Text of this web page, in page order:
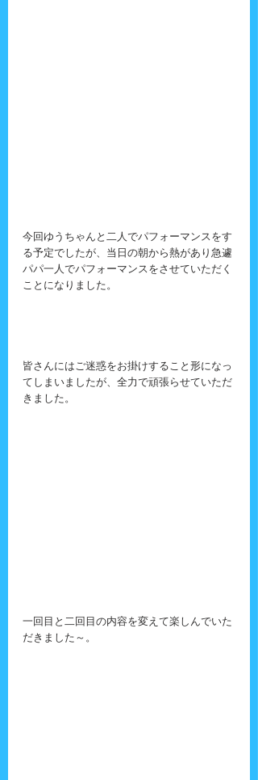
今回ゆうちゃんと二人でパフォーマンスをす
る予定でしたが、当日の朝から熱があり急遽
パパ一人でパフォーマンスをさせていただく
ことになりました。
皆さんにはご迷惑をお掛けすること形になっ
てしまいましたが、全力で頑張らせていただ
きました。
一回目と二回目の内容を変えて楽しんでいた
だきました～。